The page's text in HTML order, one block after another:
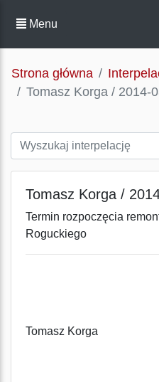
Menu
Strona główna
Tomasz Korga / 2014-
Tomasz Korga /
Termin rozpoczęcia
Roguckiego
Tomasz Korga